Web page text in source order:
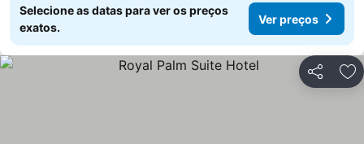
Selecione as datas para ver os preços
exatos.
Ver preços
Partilhar